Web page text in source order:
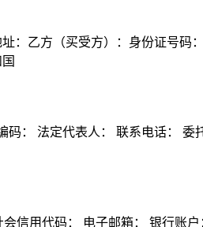
：乙方（买受方）：身份证号
： 法定代表人： 联系电话：
信用代码： 电子邮箱： 银行账